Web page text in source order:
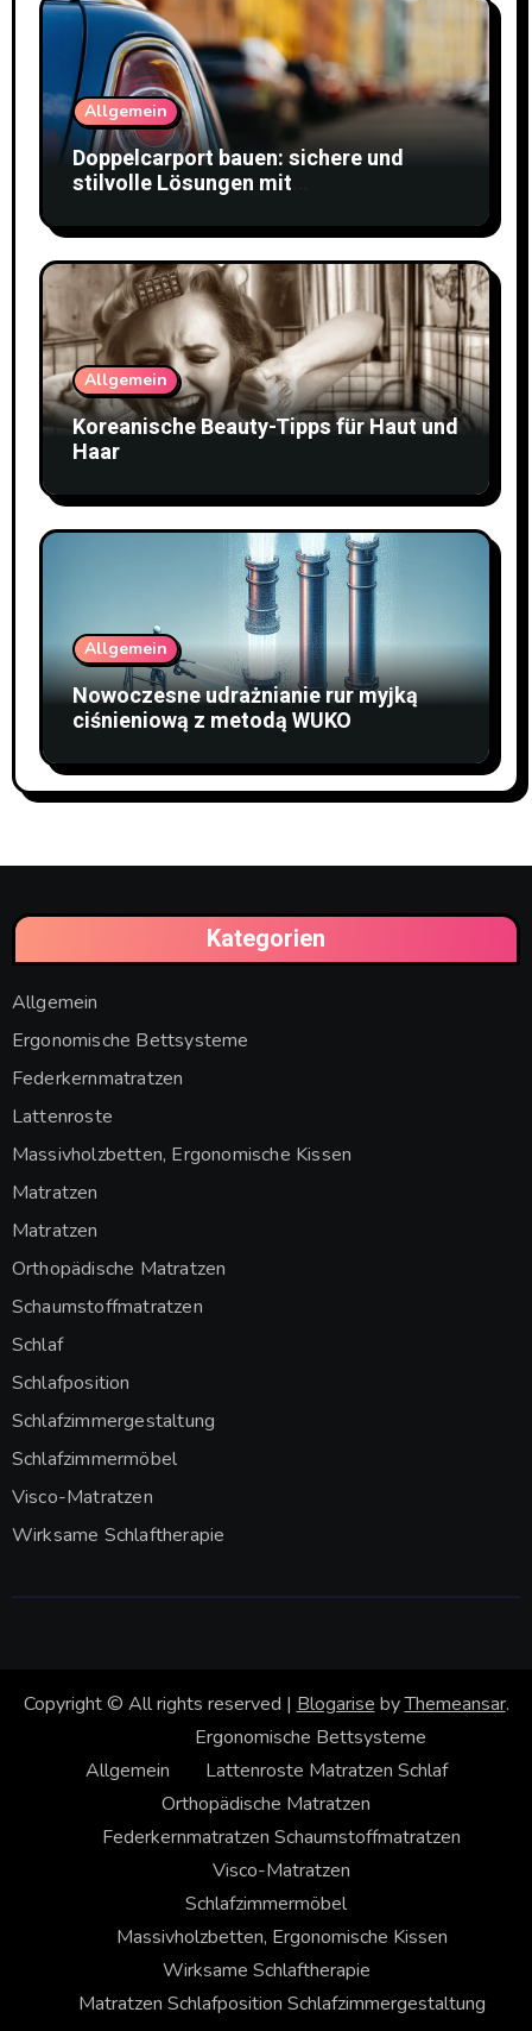
Allgemein
Doppelcarport bauen: sichere und
stilvolle Lösungen mit
Allgemein
Koreanische Beauty-Tipps für Haut und
Haar
Allgemein
Nowoczesne udrażnianie rur myjką
ciśnieniową z metodą WUKO
Kategorien
Allgemein
Ergonomische Bettsysteme
Federkernmatratzen
Lattenroste
Massivholzbetten, Ergonomische Kissen
Matratzen
Matratzen
Orthopädische Matratzen
Schaumstoffmatratzen
Schlaf
Schlafposition
Schlafzimmergestaltung
Schlafzimmermöbel
Visco-Matratzen
Wirksame Schlaftherapie
Copyright © All rights reserved | Blogarise byThemeansar.
Allgemein
Ergonomische Bettsysteme
Lattenroste Matratzen Schlaf
Orthopädische Matratzen
Federkernmatratzen Schaumstoffmatratzen
Visco-Matratzen
Schlafzimmermöbel
Massivholzbetten, Ergonomische Kissen
Wirksame Schlaftherapie
Matratzen Schlafposition Schlafzimmergestaltung